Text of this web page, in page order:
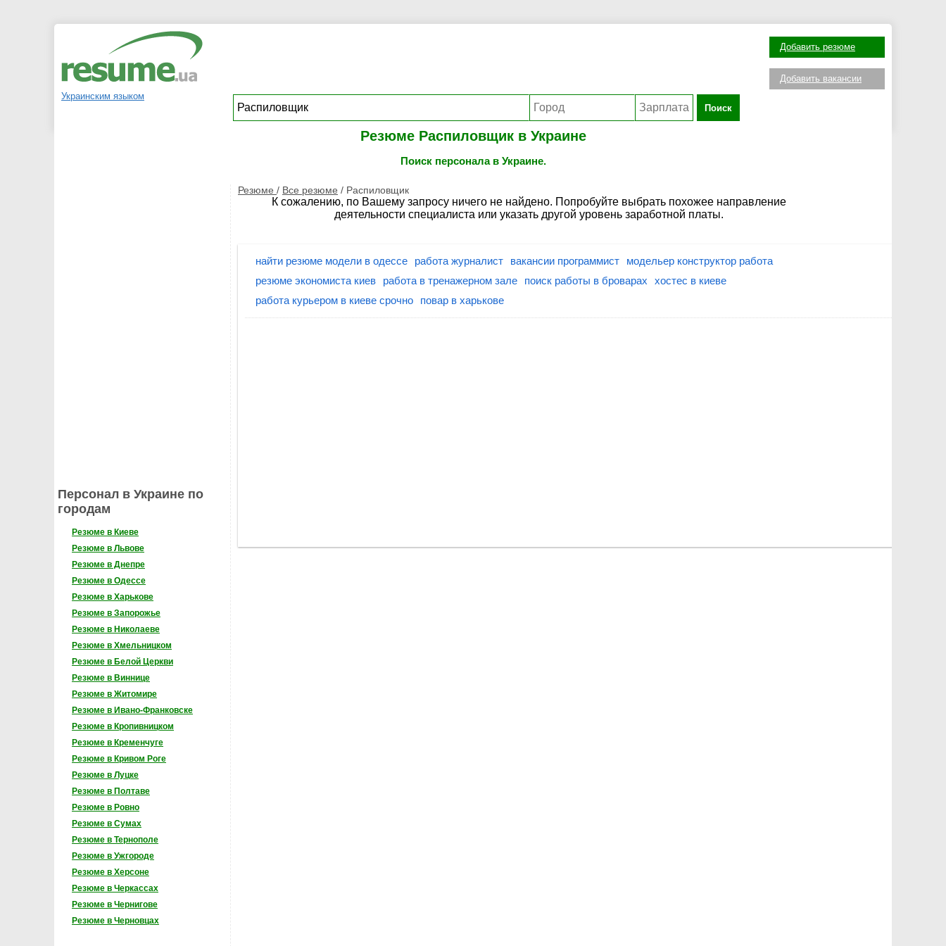
Украинским языком
Поиск
Добавить резюме
Добавить вакансии
Резюме Распиловщик в Украине
Поиск персонала в Украине.
Персонал в Украине по
городам
Резюме в Киеве
Резюме в Львове
Резюме в Днепре
Резюме в Одессе
Резюме в Харькове
Резюме в Запорожье
Резюме в Николаеве
Резюме в Хмельницком
Резюме в Белой Церкви
Резюме в Виннице
Резюме в Житомире
Резюме в Ивано-Франковске
Резюме в Кропивницком
Резюме в Кременчуге
Резюме в Кривом Роге
Резюме в Луцке
Резюме в Полтаве
Резюме в Ровно
Резюме в Сумах
Резюме в Тернополе
Резюме в Ужгороде
Резюме в Херсоне
Резюме в Черкассах
Резюме в Чернигове
Резюме в Черновцах
Резюме / Все резюме / Распиловщик
К сожалению, по Вашему запросу ничего не найдено. Попробуйте выбрать похожее направление
деятельности специалиста или указать другой уровень заработной платы.
найти резюме модели в одессе работа журналист вакансии программист
модельер конструктор работа
резюме экономиста киев
работа в тренажерном зале поиск работы в броварах
хостес в киеве
работа курьером в киеве срочно
повар в харькове